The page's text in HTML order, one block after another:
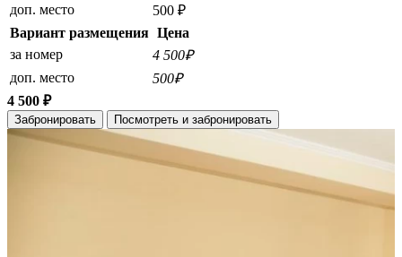
доп. место
500 ₽
Вариант размещения Цена
за номер
4 500₽
доп. место
500₽
4 500 ₽
Забронировать Посмотреть и забронировать